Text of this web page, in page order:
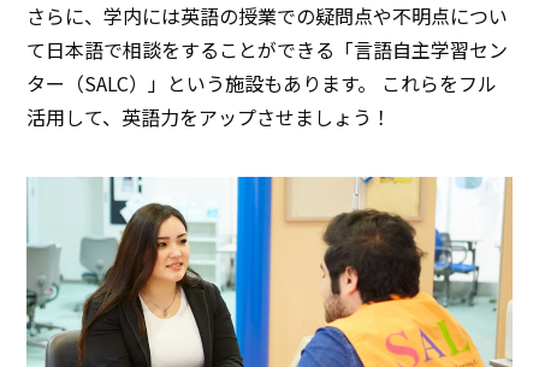
さらに、学内には英語の授業での疑問点や不明点につい
て日本語で相談をすることができる「言語自主学習セン
ター（SALC）」という施設もあります。 これらをフル
活用して、英語力をアップさせましょう！